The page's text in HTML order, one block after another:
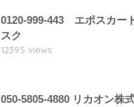
0120-999-443 エポスカー
スク
12395 views
050-5805-4880 リカオン株